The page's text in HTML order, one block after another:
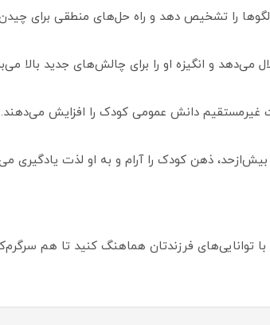
را تشخیص دهد و راه‌ حل‌های منطقی برای چیدن
و انگیزه او را برای چالش‌های جدید بالا
غیرمستقیم دانش عمومی کودک را افزایش می‌دهند.
ذهن کودک را آرام و به او لذت یادگیری
فرزندتان هماهنگ کنید تا هم